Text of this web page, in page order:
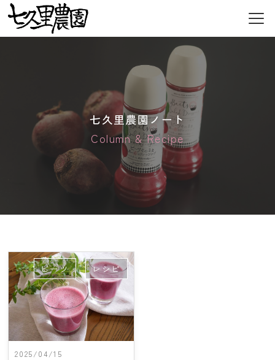
委託栽培
加工食品
お野菜について
七久里農園のお野菜
七久里農園ノート
新着情報
会社概要
Instagram
七久里農園
レシピ紹介
七久里農園ノート
Column & Recipe
2025/04/15
ビーツ レシピ